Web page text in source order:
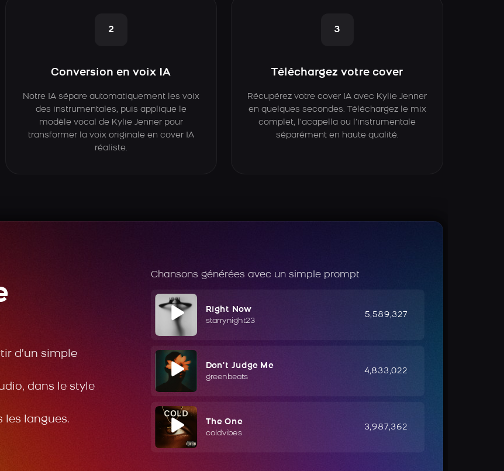
2
Conversion en voix IA
Notre IA sépare automatiquement les voix
des instrumentales, puis applique le
modèle vocal de Kylie Jenner pour
transformer la voix originale en cover IA
réaliste.
3
Téléchargez votre cover
Récupérez votre cover IA avec Kylie Jenner
en quelques secondes. Téléchargez le mix
complet, l’acapella ou l’instrumentale
séparément en haute qualité.
d’un simple
dans le style
les langues.
Chansons générées avec un simple prompt
Right Now
starrynight23
5,589,327
Don't Judge Me
greenbeats
4,833,022
The One
coldvibes
3,987,362